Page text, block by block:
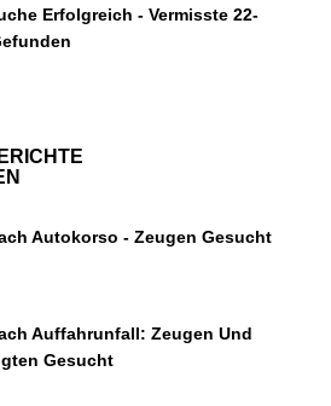
Erfolgreich - Vermisste 22-
Autokorso - Zeugen Gesucht
Auffahrunfall: Zeugen Und
Gesucht